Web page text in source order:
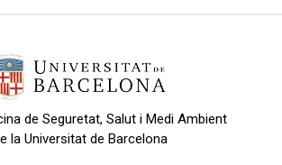
de Seguretat, Salut i Medi Ambient
la Universitat de Barcelona